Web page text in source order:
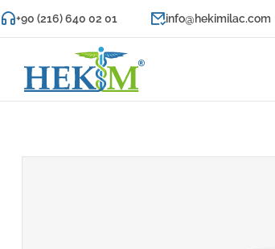
+90 (216) 640 02 01 info@hekimilac.com
Hekim
Фармацевтика